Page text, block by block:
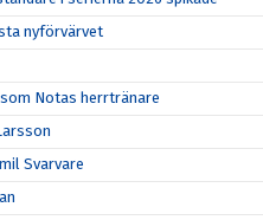
nyförvärvet
som Notas herrtränare
Svarvare